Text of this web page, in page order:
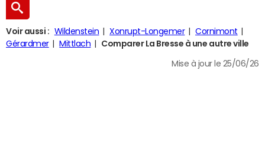
Voir aussi : Wildenstein Xonrupt-Longemer
Cornimont
Gérardmer
Mittlach Comparer La Bresse à une autre ville
Mise à jour le 25/06/26